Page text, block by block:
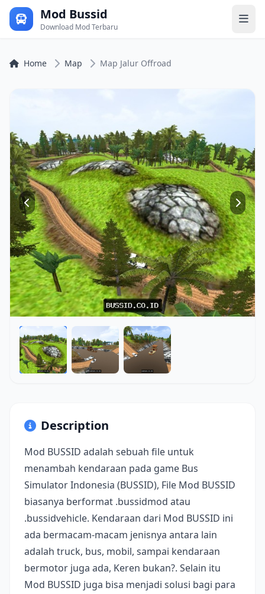
Mod Bussid
Download Mod Terbaru
Home Map Map Jalur Offroad
Description
Mod BUSSID adalah sebuah file untuk
menambah kendaraan pada game Bus
Simulator Indonesia (BUSSID), File Mod BUSSID
biasanya berformat .bussidmod atau
.bussidvehicle. Kendaraan dari Mod BUSSID ini
ada bermacam-macam jenisnya antara lain
adalah truck, bus, mobil, sampai kendaraan
bermotor juga ada, Keren bukan?. Selain itu
Mod BUSSID juga bisa menjadi solusi bagi para